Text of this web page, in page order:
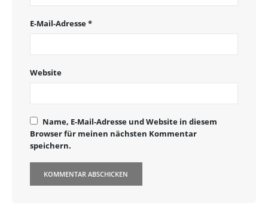
E-Mail-Adresse*
Website
Name, E-Mail-Adresse und Website in diesem
Browser für meinen nächsten Kommentar
speichern.